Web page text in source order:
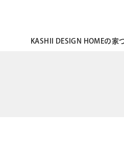
KASHII DESIGN HOMEの家